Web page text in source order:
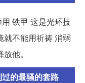
铁甲 这是光环技
就不能用祈祷 消弱
他。
的最骚的套路